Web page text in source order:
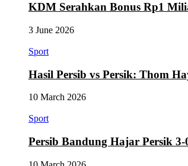
KDM Serahkan Bonus Rp1
3 June 2026
Sport
Hasil Persib vs Persik: Thom
10 March 2026
Sport
Persib Bandung Hajar Persik